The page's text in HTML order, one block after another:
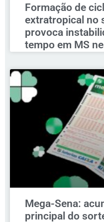
Formação de
extratropical no
provoca
tempo em MS
Mega-Sena:
principal do